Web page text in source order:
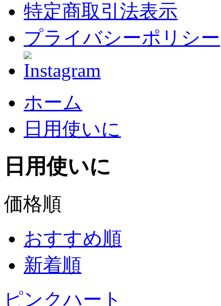
特定商取引法表示
プライバシーポリシー
ホーム
日用使いに
日用使いに
価格順
おすすめ順
新着順
ピンクハート